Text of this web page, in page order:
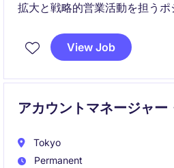
拡大と戦略的営業活動を担うポ
View Job
アカウントマネージャ
Tokyo
Permanent